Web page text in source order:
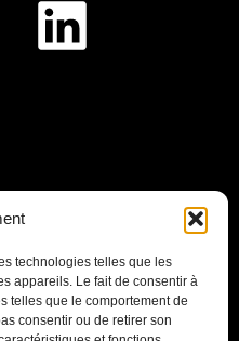
technologies telles que les
appareils. Le fait de consentir à
telles que le comportement de
consentir ou de retirer son